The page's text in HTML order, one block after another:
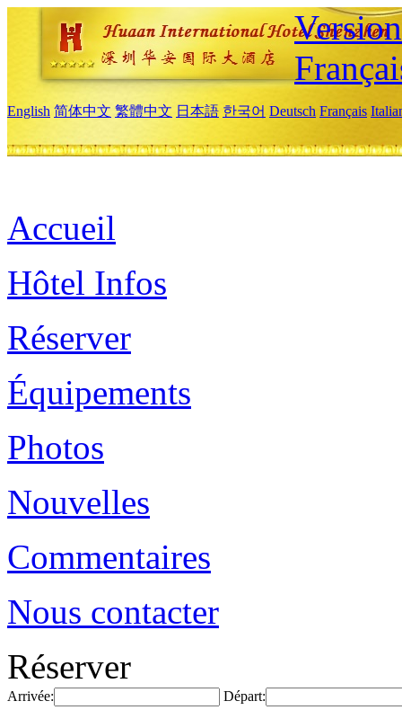
English 简体中文 繁體中文 日本語 한국어 Deutsch Français
Accueil
Hôtel Infos
Réserver
Équipements
Photos
Nouvelles
Commentaires
Nous contacter
Réserver
Arrivée: Départ: